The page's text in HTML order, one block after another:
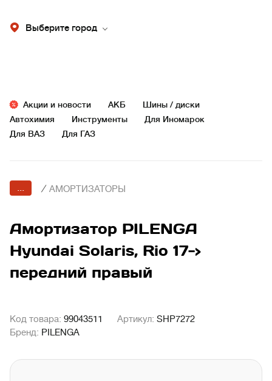
Выберите город
Акции и новости АКБ
Шины / диски
Автохимия
Инструменты
Для Иномарок
Для ВАЗ
Для ГАЗ
... / АМОРТИЗАТОРЫ
Амортизатор PILENGA
Hyundai Solaris, Rio 17->
передний правый
Код товара: 99043511 Артикул: SHP7272
Бренд: PILENGA